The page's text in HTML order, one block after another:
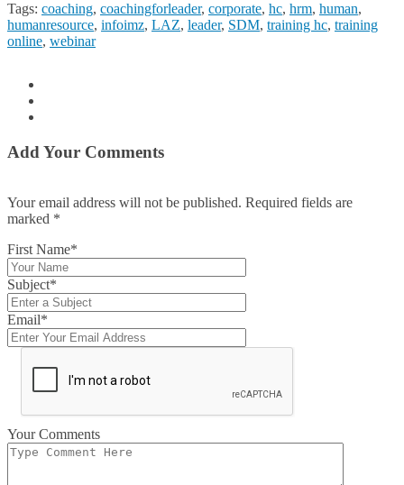
Tags: coaching, coachingforleader, corporate, hc, hrm, human,
humanresource, infoimz, LAZ, leader, SDM, training hc, training
online, webinar
Add Your Comments
Your email address will not be published. Required fields are
marked *
First Name*
Subject*
Email*
Your Comments